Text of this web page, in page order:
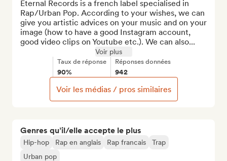
Genres qu’il/elle accepte le plus
Hip-hop Rap en anglais Rap francais
Trap
Urban pop
Eternal Records is a french label specialised in
Rap/Urban Pop. According to your wishes, we can
give you artistic advices on your music and on your
image (how to have a good Instagram account,
good video clips on Youtube etc.). We can also...
Voir plus
Taux de réponse
90%
Réponses données
942
Voir les médias / pros similaires